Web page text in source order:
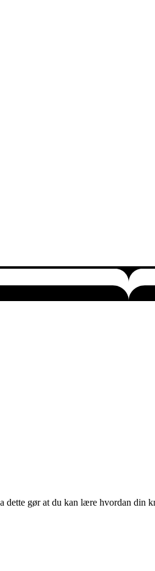
gør at du kan lære hvordan